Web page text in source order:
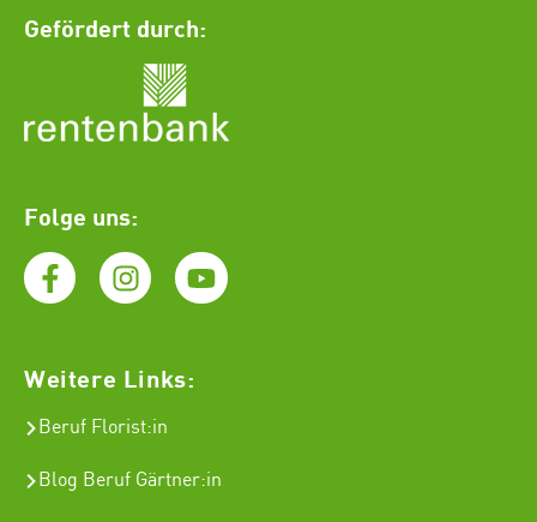
Gefördert durch:
Folge uns:
Weitere Links:
Beruf Florist:in
Blog Beruf Gärtner:in